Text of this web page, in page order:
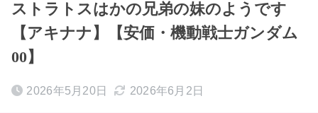
ストラトスはかの兄弟の妹のようです
【アキナナ】【安価・機動戦士ガンダム
00】
2026年5月20日 2026年6月2日